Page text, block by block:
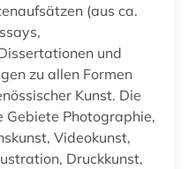
(aus ca.
und
zu allen Formen
Kunst. Die
Gebiete Photographie,
Videokunst,
Druckkunst,